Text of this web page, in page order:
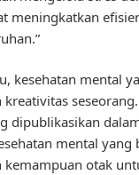
meningkatkan
kesehatan mental
kreativitas
dipublikasikan
mental yang
kemampuan otak